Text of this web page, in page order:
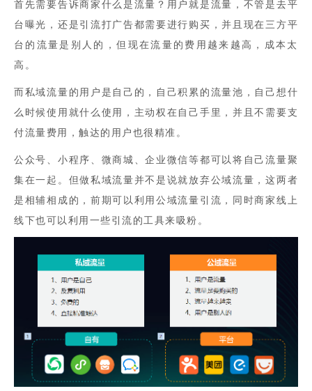
首先需要告诉商家什么是流量？用户就是流量，不管是去平
台曝光，还是引流打广告都需要进行购买，并且现在三方平
台的流量是别人的，但现在流量的费用越来越高，成本太
高。
而私域流量的用户是自己的，自己积累的流量池，自己想什
么时候使用就什么使用，主动权在自己手里，并且不需要支
付流量费用，触达的用户也很精准。
公众号、小程序、微商城、企业微信等都可以将自己流量聚
集在一起。 但做私域流量并不是说就放弃公域流量，这两者
是相辅相成的，前期可以利用公域流量引流，同时商家线上
线下也可以利用一些引流的工具来吸粉。